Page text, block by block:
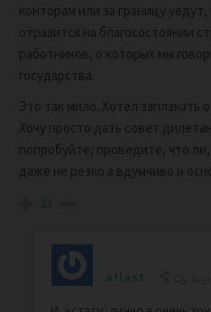
конторам или за границу
отразится на благосостоянии
работников, о которых мы
государства.
Это так мило. Хотел заплакать
Хочу просто дать совет
попробуйте, проведите, что
даже не резко а вдумчиво и
21
atlast